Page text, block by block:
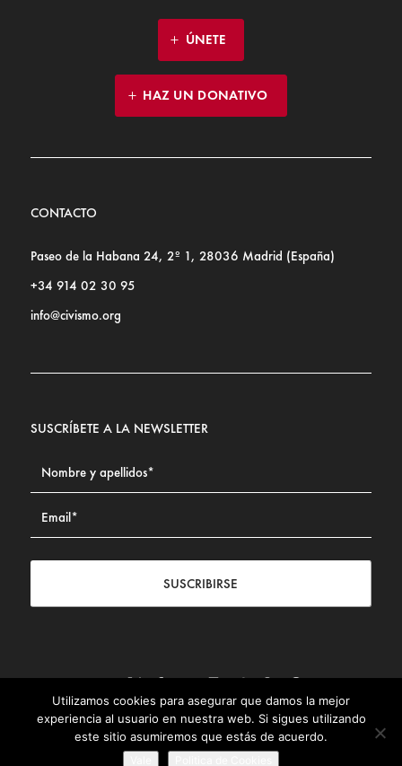
ÚNETE
HAZ UN DONATIVO
CONTACTO
Paseo de la Habana 24, 2º 1, 28036 Madrid (España)
+34 914 02 30 95
info@civismo.org
SUSCRÍBETE A LA NEWSLETTER
SUSCRIBIRSE
Contacto | Aviso legal | Política de privacidad | Política de
Cookies
© Fundación Civismo 2025
Utilizamos cookies para asegurar que damos la mejor
experiencia al usuario en nuestra web. Si sigues utilizando
este sitio asumiremos que estás de acuerdo.